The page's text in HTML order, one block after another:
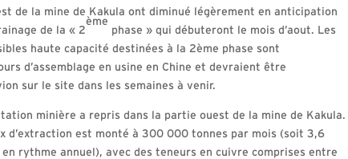
de la mine de Kakula ont diminué légèrement en anticipation
de la « 2
ème
phase » qui débuteront le mois d’aout. Les
haute capacité destinées à la 2ème phase sont
d’assemblage en usine en Chine et devraient être
sur le site dans les semaines à venir.
minière a repris dans la partie ouest de la mine de Kakula.
d’extraction est monté à 300 000 tonnes par mois (soit 3,6
rythme annuel), avec des teneurs en cuivre comprises entre